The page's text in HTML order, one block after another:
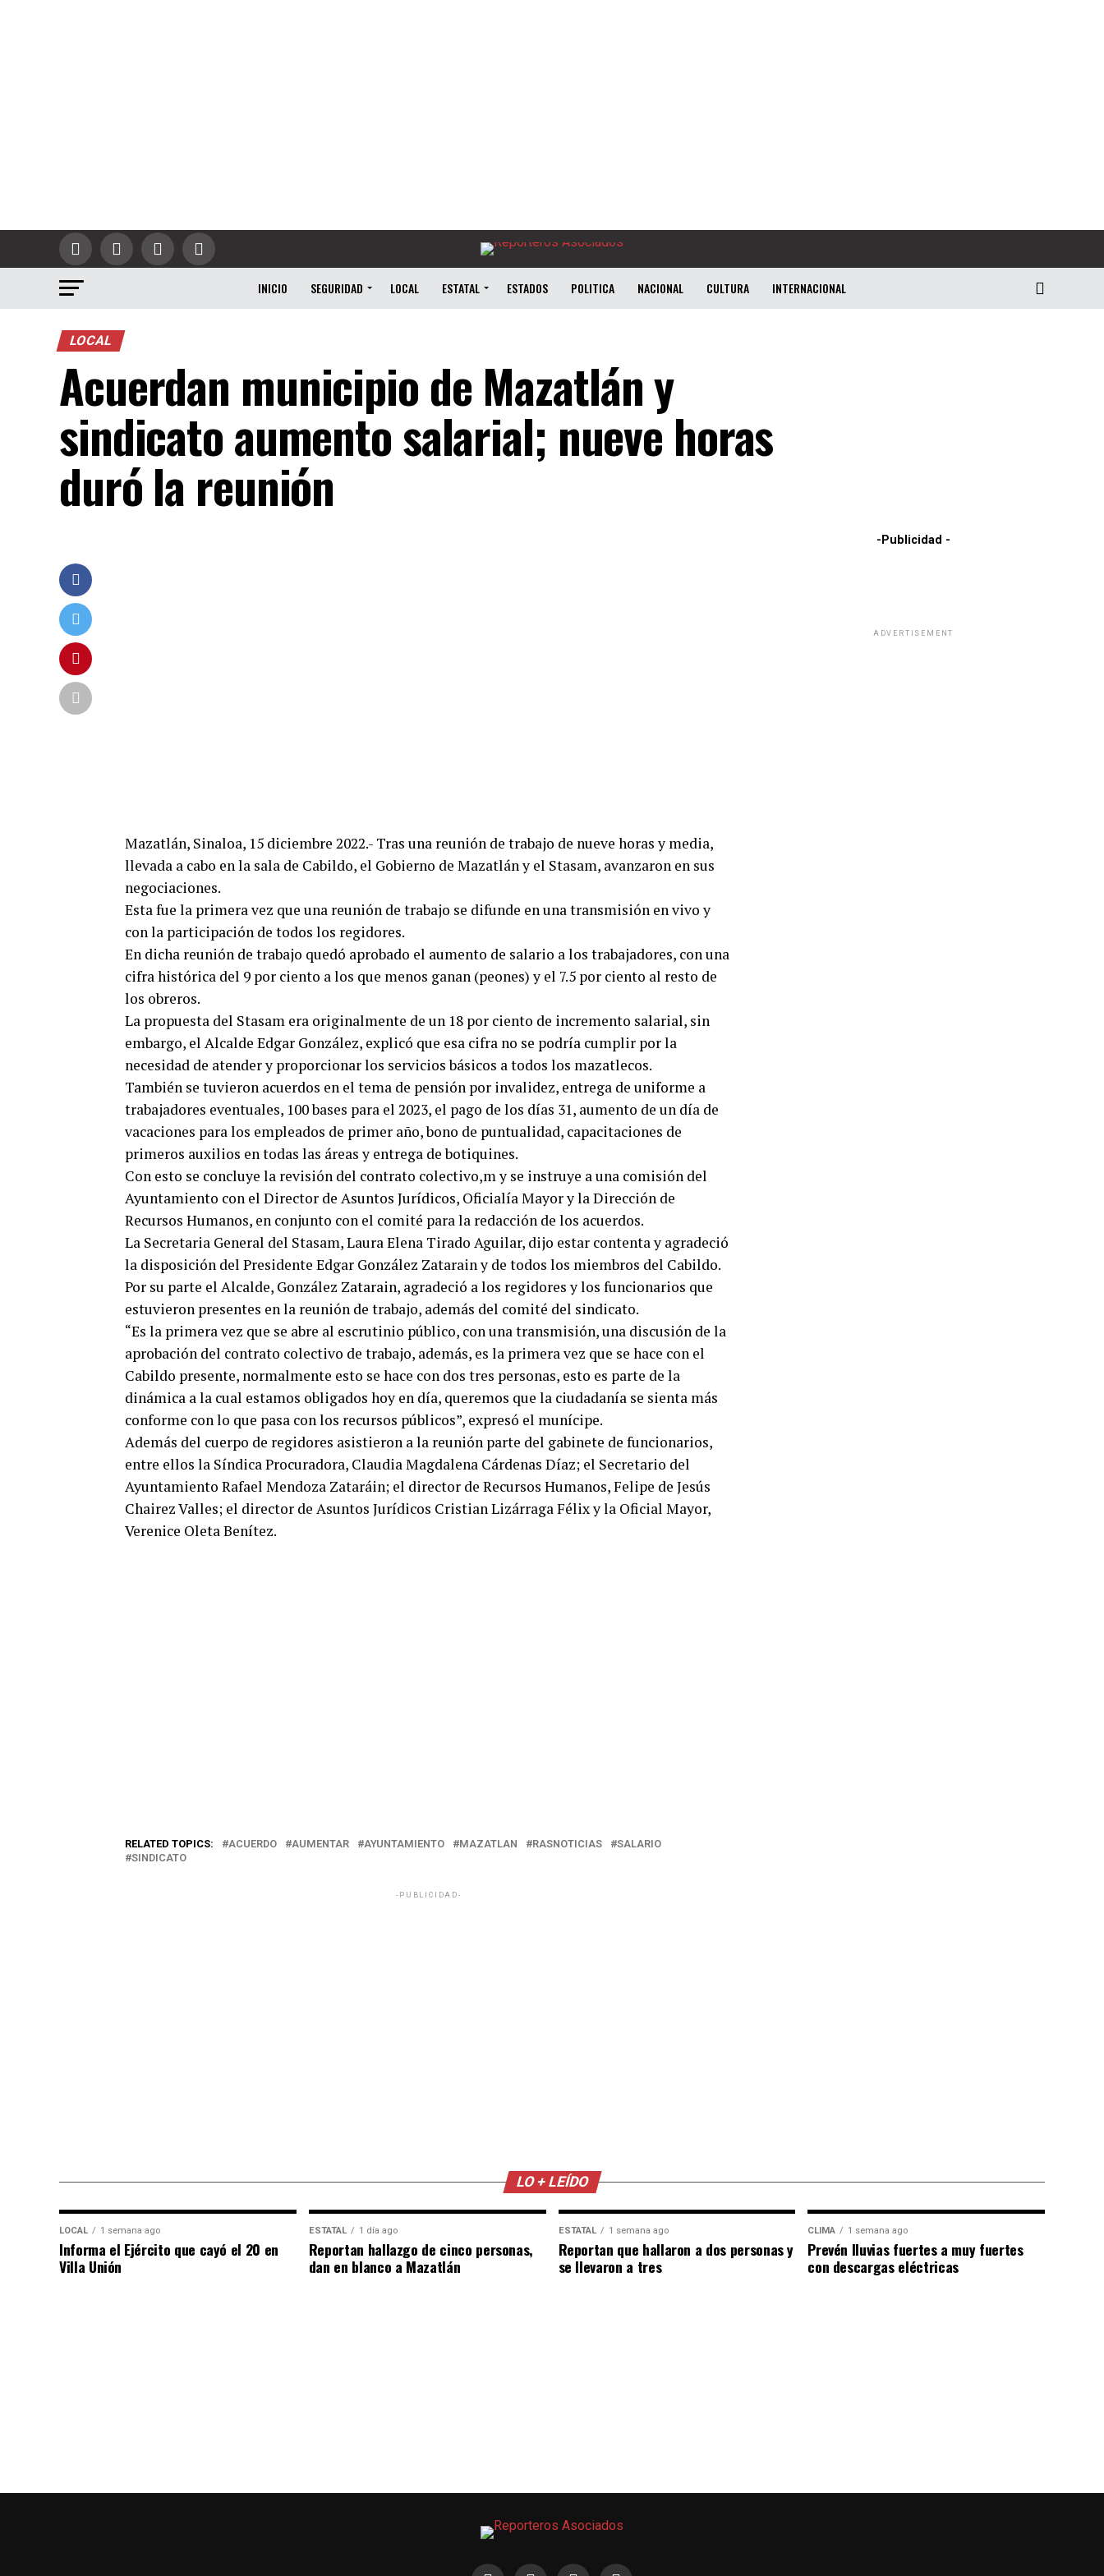
INICIO SEGURIDAD LOCAL ESTATAL ESTADOS POLITICA NACIONAL CULTURA INTERNACIONAL
LOCAL
Acuerdan municipio de Mazatlán y
sindicato aumento salarial; nueve horas
duró la reunión
Mazatlán, Sinaloa, 15 diciembre 2022.- Tras una reunión de trabajo de nueve horas y media,
llevada a cabo en la sala de Cabildo, el Gobierno de Mazatlán y el Stasam, avanzaron en sus
negociaciones.
Esta fue la primera vez que una reunión de trabajo se difunde en una transmisión en vivo y
con la participación de todos los regidores.
En dicha reunión de trabajo quedó aprobado el aumento de salario a los trabajadores, con una
cifra histórica del 9 por ciento a los que menos ganan (peones) y el 7.5 por ciento al resto de
los obreros.
La propuesta del Stasam era originalmente de un 18 por ciento de incremento salarial, sin
embargo, el Alcalde Edgar González, explicó que esa cifra no se podría cumplir por la
necesidad de atender y proporcionar los servicios básicos a todos los mazatlecos.
También se tuvieron acuerdos en el tema de pensión por invalidez, entrega de uniforme a
trabajadores eventuales, 100 bases para el 2023, el pago de los días 31, aumento de un día de
vacaciones para los empleados de primer año, bono de puntualidad, capacitaciones de
primeros auxilios en todas las áreas y entrega de botiquines.
Con esto se concluye la revisión del contrato colectivo,m y se instruye a una comisión del
Ayuntamiento con el Director de Asuntos Jurídicos, Oficialía Mayor y la Dirección de
Recursos Humanos, en conjunto con el comité para la redacción de los acuerdos.
La Secretaria General del Stasam, Laura Elena Tirado Aguilar, dijo estar contenta y agradeció
la disposición del Presidente Edgar González Zatarain y de todos los miembros del Cabildo.
Por su parte el Alcalde, González Zatarain, agradeció a los regidores y los funcionarios que
estuvieron presentes en la reunión de trabajo, además del comité del sindicato.
“Es la primera vez que se abre al escrutinio público, con una transmisión, una discusión de la
aprobación del contrato colectivo de trabajo, además, es la primera vez que se hace con el
Cabildo presente, normalmente esto se hace con dos tres personas, esto es parte de la
dinámica a la cual estamos obligados hoy en día, queremos que la ciudadanía se sienta más
conforme con lo que pasa con los recursos públicos”, expresó el munícipe.
Además del cuerpo de regidores asistieron a la reunión parte del gabinete de funcionarios,
entre ellos la Síndica Procuradora, Claudia Magdalena Cárdenas Díaz; el Secretario del
Ayuntamiento Rafael Mendoza Zataráin; el director de Recursos Humanos, Felipe de Jesús
Chairez Valles; el director de Asuntos Jurídicos Cristian Lizárraga Félix y la Oficial Mayor,
Verenice Oleta Benítez.
RELATED TOPICS: ACUERDO AUMENTAR AYUNTAMIENTO MAZATLAN RASNOTICIAS
SALARIO
SINDICATO
-PUBLICIDAD-
-Publicidad -
ADVERTISEMENT
LO + LEÍDO
LOCAL 1 semana ago
Informa el Ejército que cayó el 20 en
Villa Unión
ESTATAL 1 día ago
Reportan hallazgo de cinco personas,
dan en blanco a Mazatlán
ESTATAL 1 semana ago
Reportan que hallaron a dos personas y
se llevaron a tres
CLIMA 1 semana ago
Prevén lluvias fuertes a muy fuertes
con descargas eléctricas